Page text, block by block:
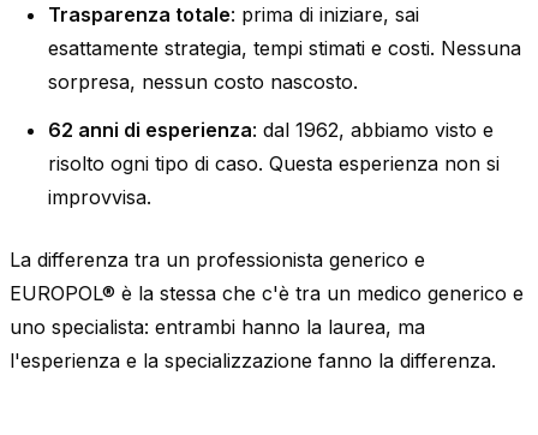
Trasparenza totale: prima di iniziare, sai
esattamente strategia, tempi stimati e costi. Nessuna
sorpresa, nessun costo nascosto.
62 anni di esperienza: dal 1962, abbiamo visto e
risolto ogni tipo di caso. Questa esperienza non si
improvvisa.
La differenza tra un professionista generico e
EUROPOL® è la stessa che c'è tra un medico generico e
uno specialista: entrambi hanno la laurea, ma
l'esperienza e la specializzazione fanno la differenza.